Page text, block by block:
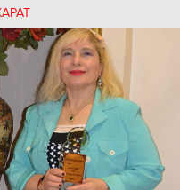
Muğla’nın Datça
Üniversitesi Sağlık
bölümünden birkaç ay
mezun oldum. Bunun yanı
küçüklüğümden beri yazarak
bir nebze de
kaçmaya çalışıyorum.